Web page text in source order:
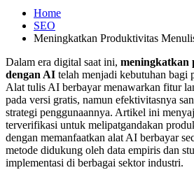
Home
SEO
Meningkatkan Produktivitas
Dalam era digital saat ini, meningkatkan
dengan AI telah menjadi kebutuhan bagi
Alat tulis AI berbayar menawarkan fitur
pada versi gratis, namun efektivitasnya
strategi penggunaannya. Artikel ini
terverifikasi untuk melipatgandakan
dengan memanfaatkan alat AI berbayar
metode didukung oleh data empiris dan
implementasi di berbagai sektor industri.